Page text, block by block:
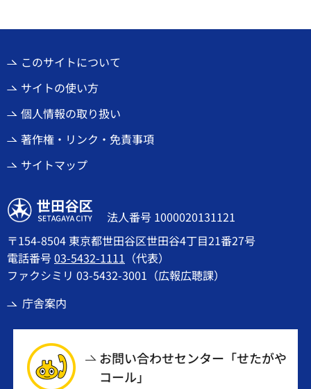
このサイトについて
サイトの使い方
個人情報の取り扱い
著作権・リンク・免責事項
サイトマップ
世田谷区
法人番号 1000020131121
〒154-8504 東京都世田谷区世田谷4丁目21番27号
電話番号03-5432-1111 （代表）
ファクシミリ 03-5432-3001（広報広聴課）
庁舎案内
お問い合わせセンター「せたがや
コール」